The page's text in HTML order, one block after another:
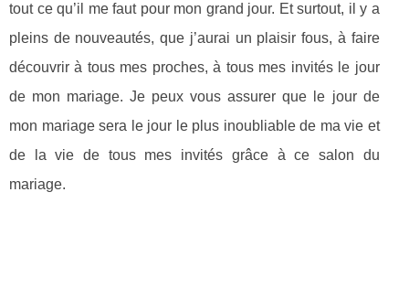
tout ce qu’il me faut pour mon grand jour. Et surtout, il y a
pleins de nouveautés, que j’aurai un plaisir fous, à faire
découvrir à tous mes proches, à tous mes invités le jour
de mon mariage. Je peux vous assurer que le jour de
mon mariage sera le jour le plus inoubliable de ma vie et
de la vie de tous mes invités grâce à ce salon du
mariage.